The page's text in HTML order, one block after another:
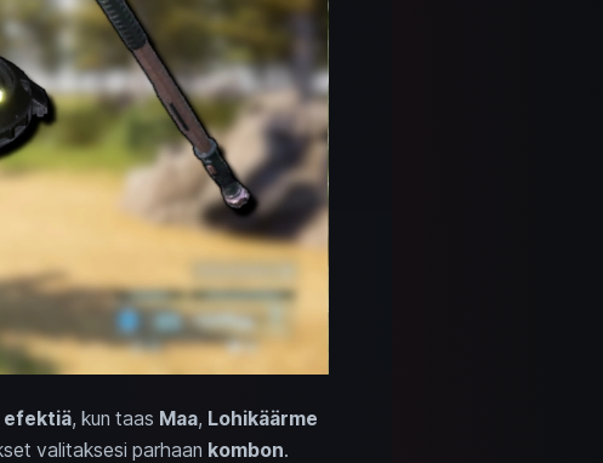
efektiä, kun taas Maa, Lohikäärme
valitaksesi parhaan kombon.